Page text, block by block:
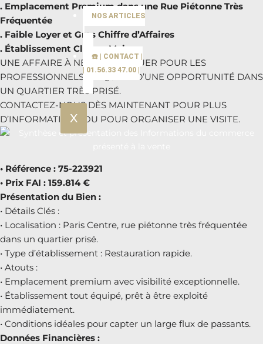
NOS ARTICLES
☎️ | CONTACT |
| 01.56.33 47.00 |
X
. Emplacement Premium dans une Rue Piétonne Très
Fréquentée
. Faible Loyer et Gros Chiffre d’Affaires
. Établissement Clés en Main
UNE AFFAIRE À NE PAS MANQUER POUR LES
PROFESSIONNELS EN QUÊTE D’UNE OPPORTUNITÉ DANS
UN QUARTIER TRÈS PRISÉ.
CONTACTEZ-NOUS DÈS MAINTENANT POUR PLUS
D’INFORMATIONS OU POUR ORGANISER UNE VISITE.
• Référence : 75-223921
• Prix FAI : 159.814 €
Présentation du Bien :
• Détails Clés :
• Localisation : Paris Centre, rue piétonne très fréquentée
dans un quartier prisé.
• Type d’établissement : Restauration rapide.
• Atouts :
• Emplacement premium avec visibilité exceptionnelle.
• Établissement tout équipé, prêt à être exploité
immédiatement.
• Conditions idéales pour capter un large flux de passants.
Données Financières :